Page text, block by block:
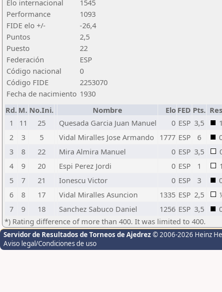
Elo internacional
1545
Performance
1093
FIDE elo +/-
-26,4
Puntos
2,5
Puesto
22
Federación
ESP
Código nacional
0
Código FIDE
2253070
Fecha de nacimiento 1930
Rd. M. No.Ini. Nombre Elo FED Pts.
1
11 25 Quesada Garcia Juan Manuel 0 ESP 3,5
2
3 5 Vidal Miralles Jose Armando 1777 ESP 6
3
8 22 Mira Almira Manuel 0 ESP 3,5
4
9 20 Espi Perez Jordi 0 ESP 1
5
7 21 Ionescu Victor 0 ESP 3
6
8 17 Vidal Miralles Asuncion 1335 ESP 2,5
7
9 18 Sanchez Sabuco Daniel 1256 ESP 3,5
*) Rating difference of more than 400. It was limited to 400.
Servidor de Resultados de Torneos de Ajedrez © 2006-2026 Heinz
Aviso legal/Condiciones de uso